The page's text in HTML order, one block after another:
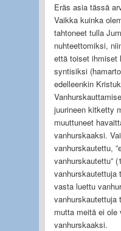
Eräs asia tässä
Vaikka kuinka
tahtoneet tulla
nuhteettomiksi,
että toiset ihmiset
syntisiksi
edelleenkin
juurineen kitketty
muuttuneet
vanhurskaaksi.
vanhurskautettu,
vanhurskautettu”
vanhurskautettuja
vasta luettu
vanhurskautettuja
mutta meitä ei
vanhurskaaksi.